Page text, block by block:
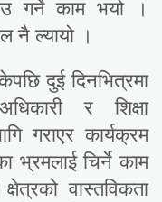
गर्ने काम भयो ।
नै ल्यायो ।
दुई दिनभित्रमा
र शिक्षा
गराएर कार्यक्रम
भ्रमलाई चिर्ने काम
वास्तविकता